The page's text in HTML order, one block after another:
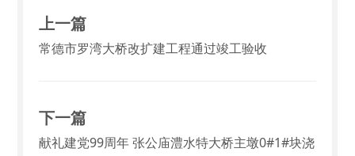
上一篇
常德市罗湾大桥改扩建工程通过竣工验收
下一篇
献礼建党99周年 张公庙澧水特大桥主墩0#1#块浇